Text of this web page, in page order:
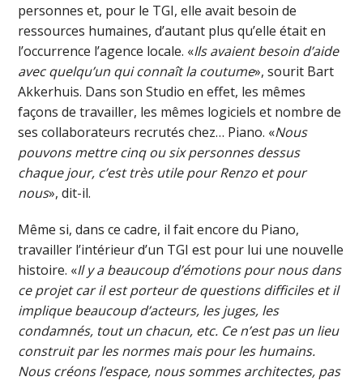
personnes et, pour le TGI, elle avait besoin de
ressources humaines, d’autant plus qu’elle était en
l’occurrence l’agence locale. «Ils avaient besoin d’aide
avec quelqu’un qui connaît la coutume», sourit Bart
Akkerhuis. Dans son Studio en effet, les mêmes
façons de travailler, les mêmes logiciels et nombre de
ses collaborateurs recrutés chez… Piano. «Nous
pouvons mettre cinq ou six personnes dessus
chaque jour, c’est très utile pour Renzo et pour
nous», dit-il.
Même si, dans ce cadre, il fait encore du Piano,
travailler l’intérieur d’un TGI est pour lui une nouvelle
histoire. «Il y a beaucoup d’émotions pour nous dans
ce projet car il est porteur de questions difficiles et il
implique beaucoup d’acteurs, les juges, les
condamnés, tout un chacun, etc. Ce n’est pas un lieu
construit par les normes mais pour les humains.
Nous créons l’espace, nous sommes architectes, pas